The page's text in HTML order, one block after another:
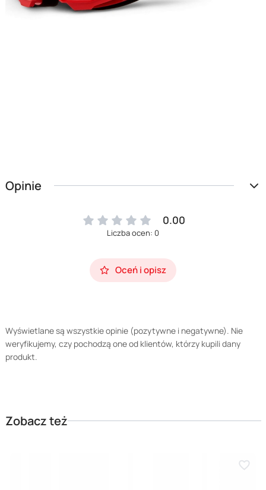
Opinie
0.00
Liczba ocen: 0
Oceń i opisz
Wyświetlane są wszystkie opinie (pozytywne i negatywne). Nie
weryfikujemy, czy pochodzą one od klientów, którzy kupili dany
produkt.
Zobacz też